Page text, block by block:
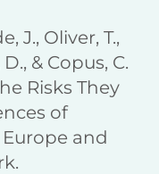
J., Oliver, T.,
& Copus, C.
Risks They
of
and